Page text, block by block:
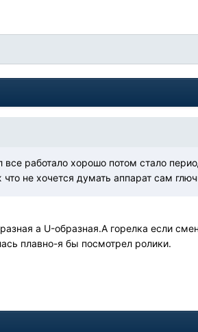
работало хорошо потом стало
не хочется думать аппарат сам
а U-образная.А горелка если
плавно-я бы посмотрел ролики.